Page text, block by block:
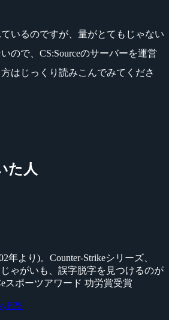
いるのですが、量がとてもじゃない
ので、CS:Sourceのサーバーを運営
はじっくり読みこんでみてくださ
た人
年より)。Counter-Strikeシリーズ、
ゃがいも、誤字脱字を見つけるのが
スポーツアワード 功労賞受賞